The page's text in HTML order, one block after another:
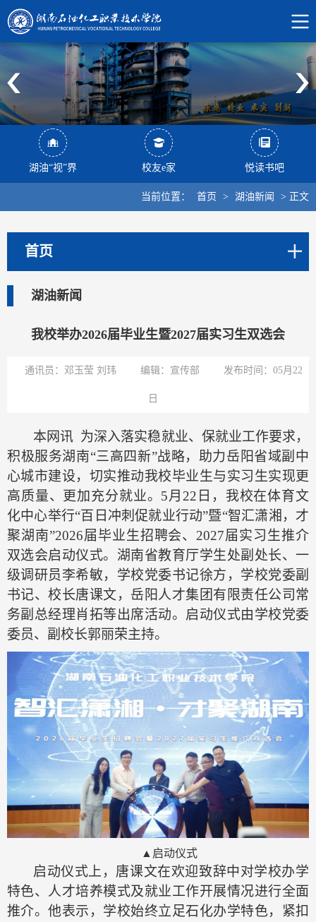
湖油“视”界 校友e家 悦读书吧
当前位置： 首页 > 湖油新闻 > 正文
首页
湖油新闻
我校举办2026届毕业生暨2027届实习生双选会
通讯员：邓玉莹 刘玮 编辑：宣传部 发布时间：05月22
日
本网讯 为深入落实稳就业、保就业工作要求，
积极服务湖南“三高四新”战略，助力岳阳省域副中
心城市建设，切实推动我校毕业生与实习生实现更
高质量、更加充分就业。5月22日，我校在体育文
化中心举行“百日冲刺促就业行动”暨“智汇潇湘，才
聚湖南”2026届毕业生招聘会、2027届实习生推介
双选会启动仪式。湖南省教育厅学生处副处长、一
级调研员李希敏，学校党委书记徐方，学校党委副
书记、校长唐课文，岳阳人才集团有限责任公司常
务副总经理肖拓等出席活动。启动仪式由学校党委
委员、副校长郭丽荣主持。
▲启动仪式
启动仪式上，唐课文在欢迎致辞中对学校办学
特色、人才培养模式及就业工作开展情况进行全面
推介。他表示，学校始终立足石化办学特色，紧扣